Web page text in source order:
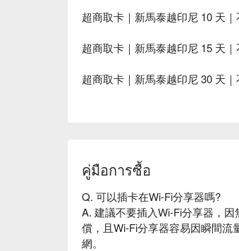
超商取卡｜新馬泰越印尼 10 天
超商取卡｜新馬泰越印尼 15 天
超商取卡｜新馬泰越印尼 30 天
คู่มือการซื้อ
Q. 可以插卡在Wi-Fi分享器嗎?
A. 建議不要插入Wi-Fi分享器，
償，且Wi-Fi分享器容易因瞬間流
網。